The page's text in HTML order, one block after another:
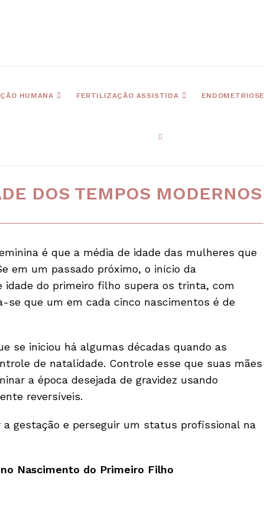
HUMANA FERTILIZAÇÃO ASSISTIDA ENDOMETRIOSE
DOS TEMPOS MODERNOS
é que a média de idade das mulheres que
em um passado próximo, o início da
idade do primeiro filho supera os trinta, com
se que um em cada cinco nascimentos é de
se iniciou há algumas décadas quando as
de natalidade. Controle esse que suas mães
a época desejada de gravidez usando
reversíveis.
gestação e perseguir um status profissional na
Nascimento do Primeiro Filho